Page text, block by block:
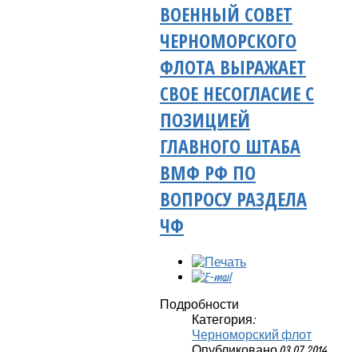
ВОЕННЫЙ СОВЕТ
ЧЕРНОМОРСКОГО
ФЛОТА ВЫРАЖАЕТ
СВОЕ НЕСОГЛАСИЕ С
ПОЗИЦИЕЙ
ГЛАВНОГО ШТАБА
ВМФ РФ ПО
ВОПРОСУ РАЗДЕЛА
ЧФ
Подробности
Категория:
Черноморский флот